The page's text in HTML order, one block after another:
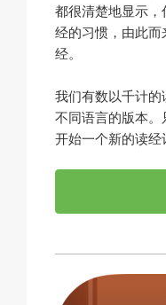
都很清楚地显示
经的习惯，由此
经。
我们有数以千计
不同语言的版本
开始一个新的读经